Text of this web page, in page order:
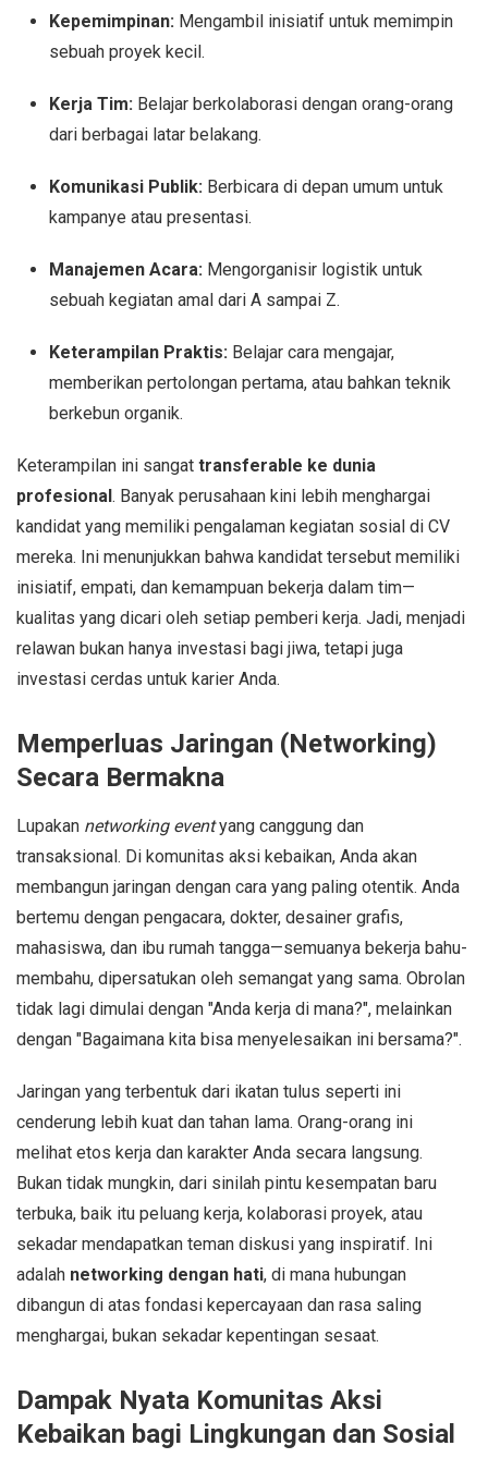
Kepemimpinan: Mengambil inisiatif untuk memimpin
sebuah proyek kecil.
Kerja Tim: Belajar berkolaborasi dengan orang-orang
dari berbagai latar belakang.
Komunikasi Publik: Berbicara di depan umum untuk
kampanye atau presentasi.
Manajemen Acara: Mengorganisir logistik untuk
sebuah kegiatan amal dari A sampai Z.
Keterampilan Praktis: Belajar cara mengajar,
memberikan pertolongan pertama, atau bahkan teknik
berkebun organik.
Keterampilan ini sangat transferable ke dunia
profesional. Banyak perusahaan kini lebih menghargai
kandidat yang memiliki pengalaman kegiatan sosial di CV
mereka. Ini menunjukkan bahwa kandidat tersebut memiliki
inisiatif, empati, dan kemampuan bekerja dalam tim—
kualitas yang dicari oleh setiap pemberi kerja. Jadi, menjadi
relawan bukan hanya investasi bagi jiwa, tetapi juga
investasi cerdas untuk karier Anda.
Memperluas Jaringan (Networking)
Secara Bermakna
Lupakan networking eventyang canggung dan
transaksional. Di komunitas aksi kebaikan, Anda akan
membangun jaringan dengan cara yang paling otentik. Anda
bertemu dengan pengacara, dokter, desainer grafis,
mahasiswa, dan ibu rumah tangga—semuanya bekerja bahu-
membahu, dipersatukan oleh semangat yang sama. Obrolan
tidak lagi dimulai dengan "Anda kerja di mana?", melainkan
dengan "Bagaimana kita bisa menyelesaikan ini bersama?".
Jaringan yang terbentuk dari ikatan tulus seperti ini
cenderung lebih kuat dan tahan lama. Orang-orang ini
melihat etos kerja dan karakter Anda secara langsung.
Bukan tidak mungkin, dari sinilah pintu kesempatan baru
terbuka, baik itu peluang kerja, kolaborasi proyek, atau
sekadar mendapatkan teman diskusi yang inspiratif. Ini
adalah networking dengan hati, di mana hubungan
dibangun di atas fondasi kepercayaan dan rasa saling
menghargai, bukan sekadar kepentingan sesaat.
Dampak Nyata Komunitas Aksi
Kebaikan bagi Lingkungan dan Sosial